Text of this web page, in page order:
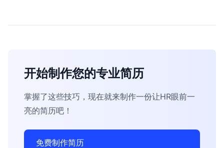
开始制作您的专业简历
掌握了这些技巧，现在就来制作一份让HR眼前一
亮的简历吧！
免费制作简历